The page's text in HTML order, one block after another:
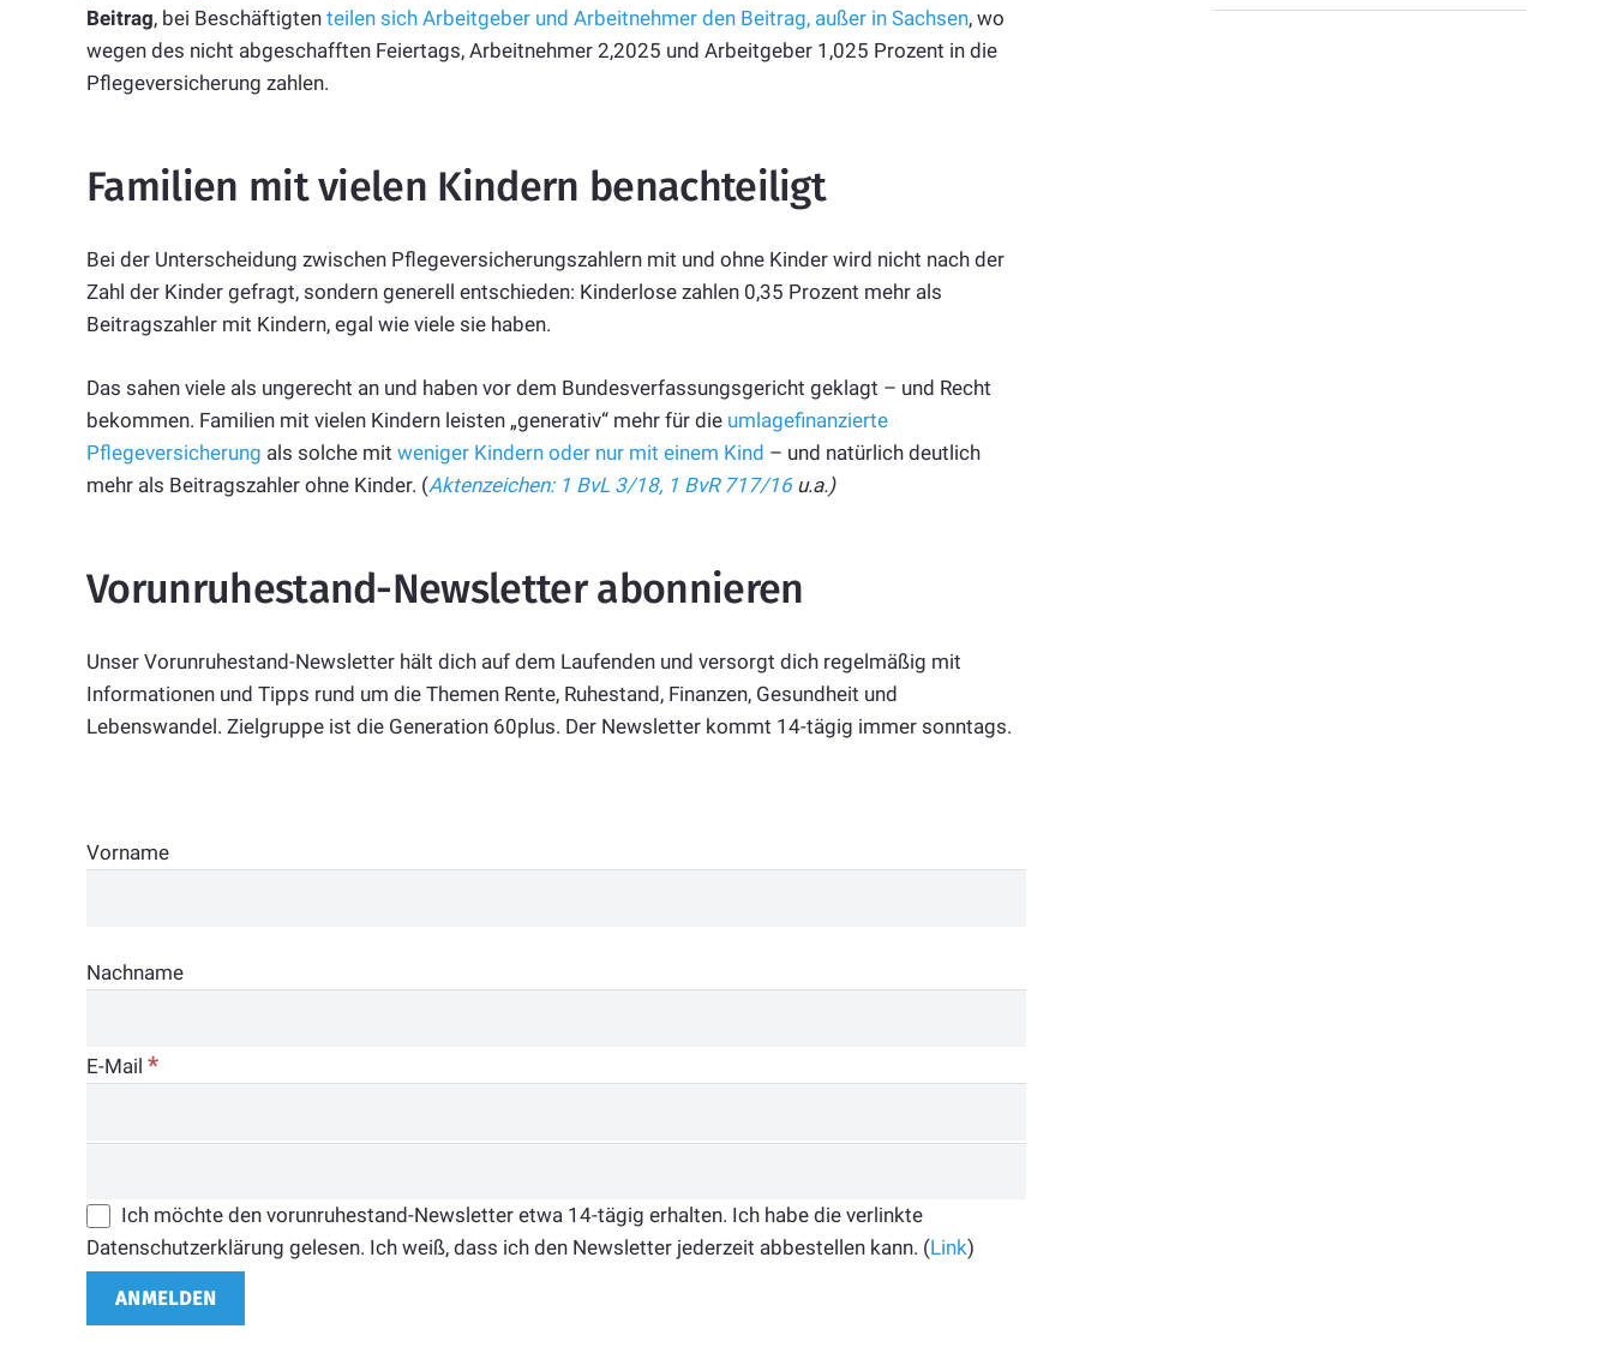
Beitrag, bei Beschäftigten teilen sich Arbeitgeber und Arbeitnehmer den Beitrag, außer in Sachsen, wo
wegen des nicht abgeschafften Feiertags, Arbeitnehmer 2,2025 und Arbeitgeber 1,025 Prozent in die
Pflegeversicherung zahlen.
Familien mit vielen Kindern benachteiligt
Bei der Unterscheidung zwischen Pflegeversicherungszahlern mit und ohne Kinder wird nicht nach der
Zahl der Kinder gefragt, sondern generell entschieden: Kinderlose zahlen 0,35 Prozent mehr als
Beitragszahler mit Kindern, egal wie viele sie haben.
Das sahen viele als ungerecht an und haben vor dem Bundesverfassungsgericht geklagt – und Recht
bekommen. Familien mit vielen Kindern leisten „generativ“ mehr für die umlagefinanzierte
Pflegeversicherung als solche mit weniger Kindern oder nur mit einem Kind – und natürlich deutlich
mehr als Beitragszahler ohne Kinder. (Aktenzeichen: 1 BvL 3/18, 1 BvR 717/16 u.a.)
Vorunruhestand-Newsletter abonnieren
Unser Vorunruhestand-Newsletter hält dich auf dem Laufenden und versorgt dich regelmäßig mit
Informationen und Tipps rund um die Themen Rente, Ruhestand, Finanzen, Gesundheit und
Lebenswandel. Zielgruppe ist die Generation 60plus. Der Newsletter kommt 14-tägig immer sonntags.
Vorname
Nachname
E-Mail *
Ich möchte den vorunruhestand-Newsletter etwa 14-tägig erhalten. Ich habe die verlinkte
Datenschutzerklärung gelesen. Ich weiß, dass ich den Newsletter jederzeit abbestellen kann. (Link)